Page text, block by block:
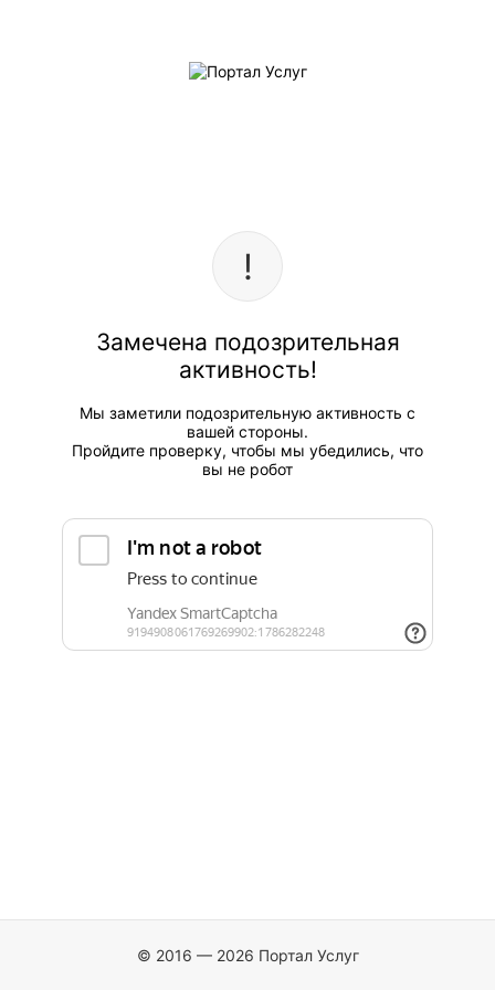
Замечена подозрительная
активность!
Мы заметили подозрительную активность с
вашей стороны.
Пройдите проверку, чтобы мы убедились, что
вы не робот
© 2016 — 2026 Портал Услуг